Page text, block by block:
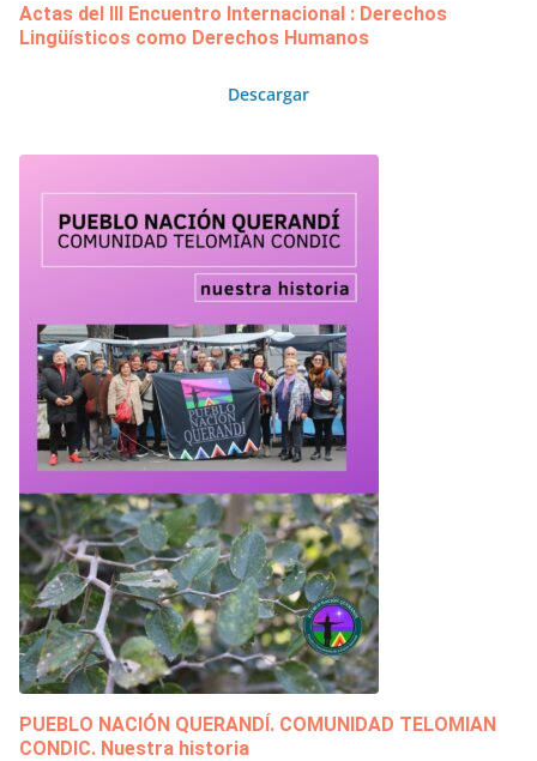
Actas del III Encuentro Internacional : Derechos
Lingüísticos como Derechos Humanos
Descargar
PUEBLO NACIÓN QUERANDÍ. COMUNIDAD TELOMIAN
CONDIC. Nuestra historia